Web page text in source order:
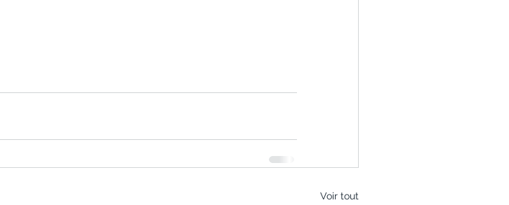
Voir tout